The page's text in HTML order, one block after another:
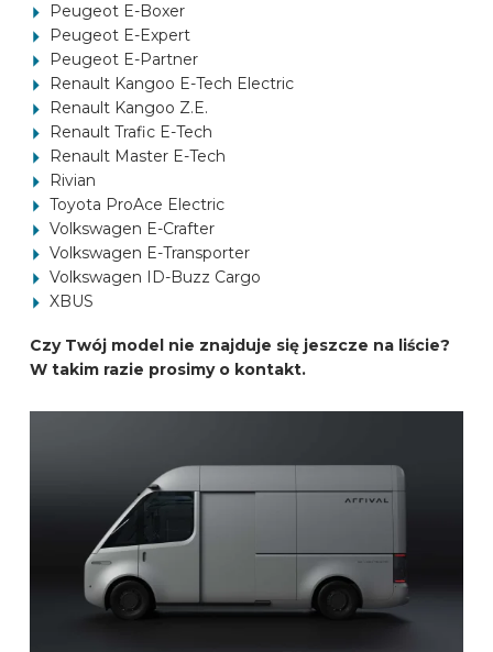
Peugeot E-Boxer
Peugeot E-Expert
Peugeot E-Partner
Renault Kangoo E-Tech Electric
Renault Kangoo Z.E.
Renault Trafic E-Tech
Renault Master E-Tech
Rivian
Toyota ProAce Electric
Volkswagen E-Crafter
Volkswagen E-Transporter
Volkswagen ID-Buzz Cargo
XBUS
Czy Twój model nie znajduje się jeszcze na liście?
W takim razie prosimy o kontakt.